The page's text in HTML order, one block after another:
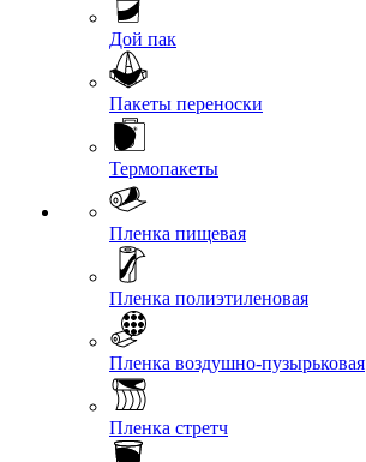
Дой пак
Пакеты переноски
Термопакеты
Пленка пищевая
Пленка полиэтиленовая
Пленка воздушно-пузырьковая
Пленка стретч